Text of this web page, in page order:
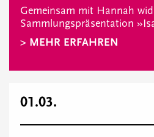
Gemeinsam mit Hannah
Sammlungspräsentation
> MEHR ERFAHREN
01.03.